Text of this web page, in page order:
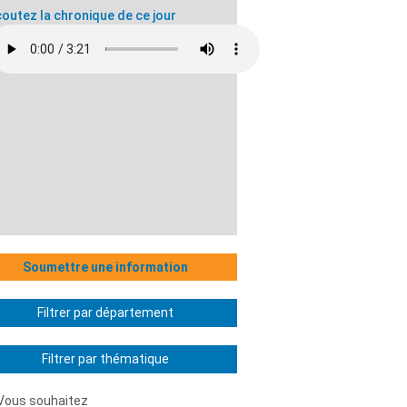
la chronique de ce jour
Soumettre une information
Filtrer par département
Filtrer par thématique
souhaitez